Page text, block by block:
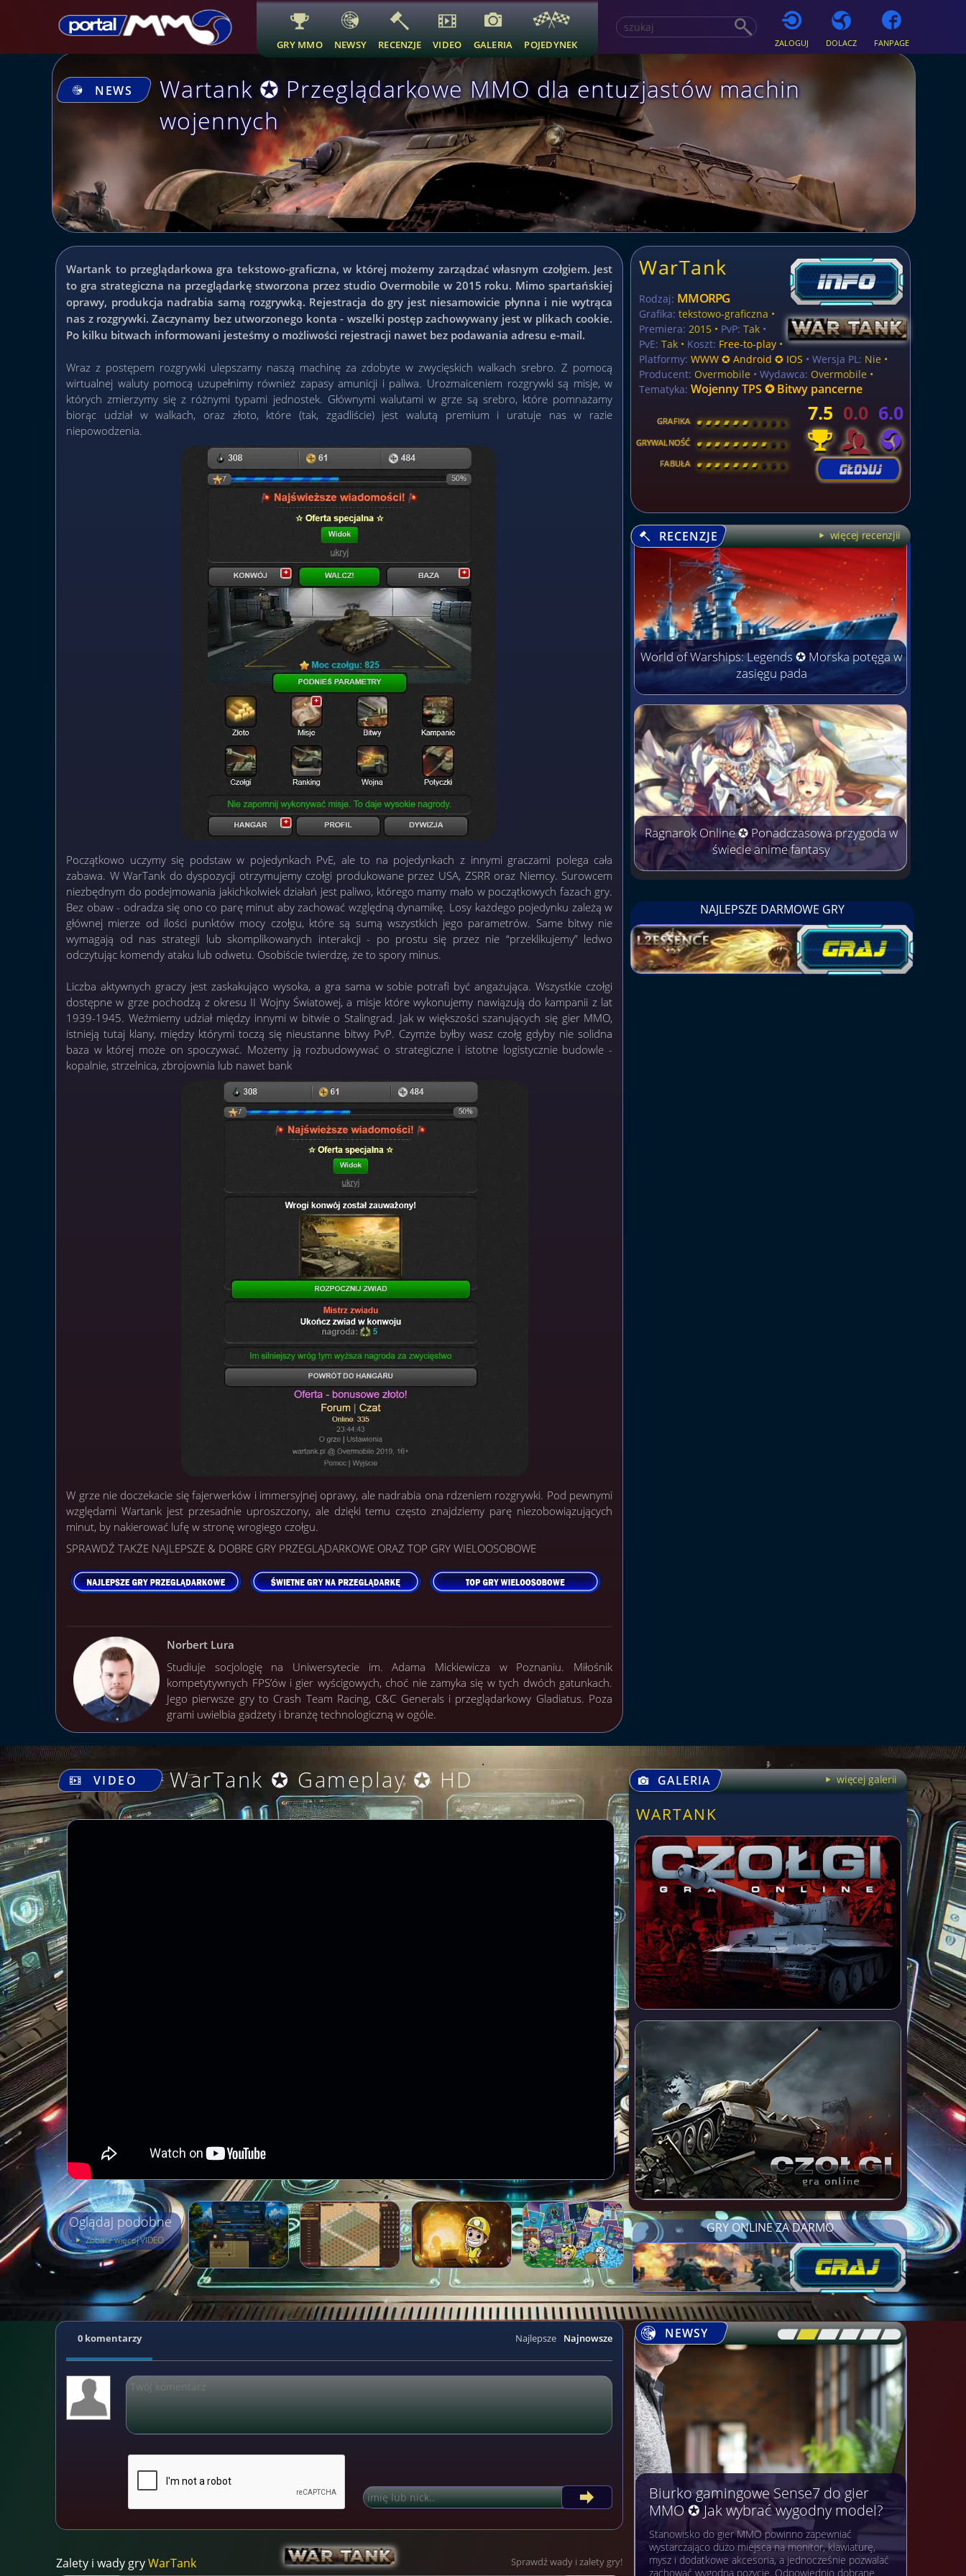
GRY MMO NEWSY RECENZJE VIDEO GALERIA POJEDYNEK ZALOGUJ DOLACZ FANPAGE
NEWS
Wartank ✪ Przeglądarkowe MMO dla entuzjastów machin
wojennych
Wartank to przeglądarkowa gra tekstowo-graficzna, w której możemy zarządzać własnym czołgiem. Jest
to gra strategiczna na przeglądarkę stworzona przez studio Overmobile w 2015 roku. Mimo spartańskiej
oprawy, produkcja nadrabia samą rozgrywką. Rejestracja do gry jest niesamowicie płynna i nie wytrąca
nas z rozgrywki. Zaczynamy bez utworzonego konta - wszelki postęp zachowywany jest w plikach cookie.
Po kilku bitwach informowani jesteśmy o możliwości rejestracji nawet bez podawania adresu e-mail.
Wraz z postępem rozgrywki ulepszamy naszą machinę za zdobyte w zwycięskich walkach srebro. Z pomocą
wirtualnej waluty pomocą uzupełnimy również zapasy amunicji i paliwa. Urozmaiceniem rozgrywki są misje, w
których zmierzymy się z różnymi typami jednostek. Głównymi walutami w grze są srebro, które pomnażamy
biorąc udział w walkach, oraz złoto, które (tak, zgadliście) jest walutą premium i uratuje nas w razie
niepowodzenia.
Początkowo uczymy się podstaw w pojedynkach PvE, ale to na pojedynkach z innymi graczami polega cała
zabawa. W WarTank do dyspozycji otrzymujemy czołgi produkowane przez USA, ZSRR oraz Niemcy. Surowcem
niezbędnym do podejmowania jakichkolwiek działań jest paliwo, którego mamy mało w początkowych fazach gry.
Bez obaw - odradza się ono co parę minut aby zachować względną dynamikę. Losy każdego pojedynku zależą w
głównej mierze od ilości punktów mocy czołgu, które są sumą wszystkich jego parametrów. Same bitwy nie
wymagają od nas strategii lub skomplikowanych interakcji - po prostu się przez nie “przeklikujemy” ledwo
odczytując komendy ataku lub odwetu. Osobiście twierdzę, że to spory minus.
Liczba aktywnych graczy jest zaskakująco wysoka, a gra sama w sobie potrafi być angażująca. Wszystkie czołgi
dostępne w grze pochodzą z okresu II Wojny Światowej, a misje które wykonujemy nawiązują do kampanii z lat
1939-1945. Weźmiemy udział między innymi w bitwie o Stalingrad. Jak w większości szanujących się gier MMO,
istnieją tutaj klany, między którymi toczą się nieustanne bitwy PvP. Czymże byłby wasz czołg gdyby nie solidna
baza w której może on spoczywać. Możemy ją rozbudowywać o strategiczne i istotne logistycznie budowle -
kopalnie, strzelnica, zbrojownia lub nawet bank
W grze nie doczekacie się fajerwerków i immersyjnej oprawy, ale nadrabia ona rdzeniem rozgrywki. Pod pewnymi
względami Wartank jest przesadnie uproszczony, ale dzięki temu często znajdziemy parę niezobowiązujących
minut, by nakierować lufę w stronę wrogiego czołgu.
SPRAWDŹ TAKŻE NAJLEPSZE & DOBRE GRY PRZEGLĄDARKOWE ORAZ TOP GRY WIELOOSOBOWE
Norbert Lura
Studiuje socjologię na Uniwersytecie im. Adama Mickiewicza w Poznaniu. Miłośnik
kompetytywnych FPS’ów i gier wyścigowych, choć nie zamyka się w tych dwóch gatunkach.
Jego pierwsze gry to Crash Team Racing, C&C Generals i przeglądarkowy Gladiatus. Poza
grami uwielbia gadżety i branżę technologiczną w ogóle.
WarTank
Rodzaj: MMORPG
Grafika: tekstowo-graficzna •
Premiera: 2015 • PvP: Tak •
PvE: Tak • Koszt: Free-to-play •
Platformy: WWW ✪ Android ✪ IOS • Wersja PL: Nie •
Producent: Overmobile • Wydawca: Overmobile •
Tematyka: Wojenny TPS ✪ Bitwy pancerne
GRAFIKA [ \ \ \ \ \ \ \ \ ]
GRYWALNOŚĆ [ \ \ \ \ \ \ \ \ ]
FABUŁA [ \ \ \ \ \ \ \ \ ]
7.5 0.0 6.0
RECENZJE więcej recenzjii
World of Warships: Legends ✪ Morska potęga w
zasięgu pada
Ragnarok Online ✪ Ponadczasowa przygoda w
świecie anime fantasy
NAJLEPSZE DARMOWE GRY
.
VIDEO
WarTank ✪ Gameplay ✪ HD
Oglądaj podobne
Zobacz więcej VIDEO
GALERIA więcej galerii
WARTANK
GRY ONLINE ZA DARMO
Najnowsze
Najlepsze
0 komentarzy
Zalety i wady gryWarTank Sprawdź wady i zalety gry!
NEWSY [\ \\ \\ \\ \\ \]
Biurko gamingowe Sense7 do gier
MMO ✪ Jak wybrać wygodny model?
Stanowisko do gier MMO powinno zapewniać
wystarczająco dużo miejsca na monitor, klawiaturę,
mysz i dodatkowe akcesoria, a jednocześnie pozwalać
zachować wygodną pozycję. Odpowiednio dobrane